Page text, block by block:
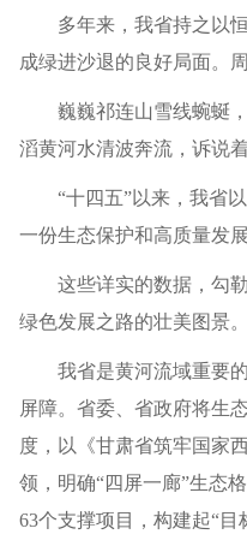
多年来，我省持之以恒
成绿进沙退的良好局面。
巍巍祁连山雪线蜿蜒，
滔黄河水清波奔流，诉说
“十四五”以来，我省以
一份生态保护和高质量发
这些详实的数据，勾勒
绿色发展之路的壮美图景。
我省是黄河流域重要的
屏障。省委、省政府将生
度，以《甘肃省筑牢国家
领，明确“四屏一廊”生态
63个支撑项目，构建起“目